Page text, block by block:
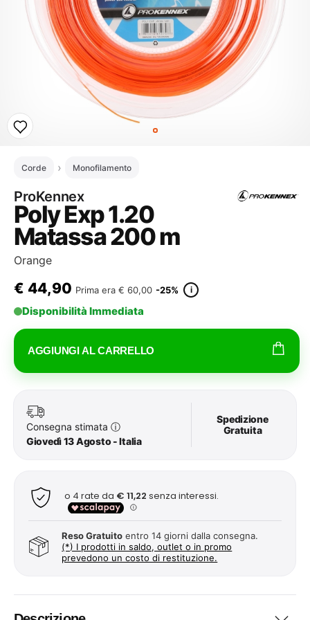
Corde Monofilamento
ProKennex
Poly Exp 1.20
Matassa 200 m
Orange
€ 44,90 Prima era € 60,00 -25% i
Disponibilità Immediata
AGGIUNGI AL CARRELLO
Consegna stimata ⓘ
Giovedì 13 Agosto - Italia
Spedizione
Gratuita
Reso Gratuito entro 14 giorni dalla consegna.
(*) I prodotti in saldo, outlet o in promo
prevedono un costo di restituzione.